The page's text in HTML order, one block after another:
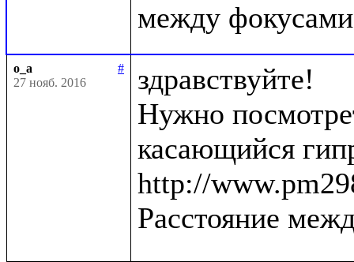
o_a
#
27 нояб. 2016
здравствуйте!
Нужно
касающийся
http://
Расстояние